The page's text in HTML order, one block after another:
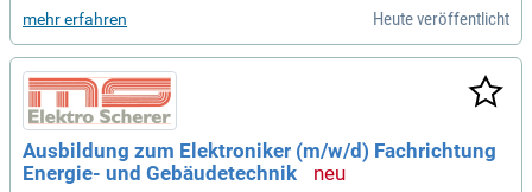
g, im Finanzwesen und
mehr erfahren Heute veröffentlicht
Ausbildung zum Elektroniker (m/w/d) Fachrichtung
Energie- und Gebäudetechnik